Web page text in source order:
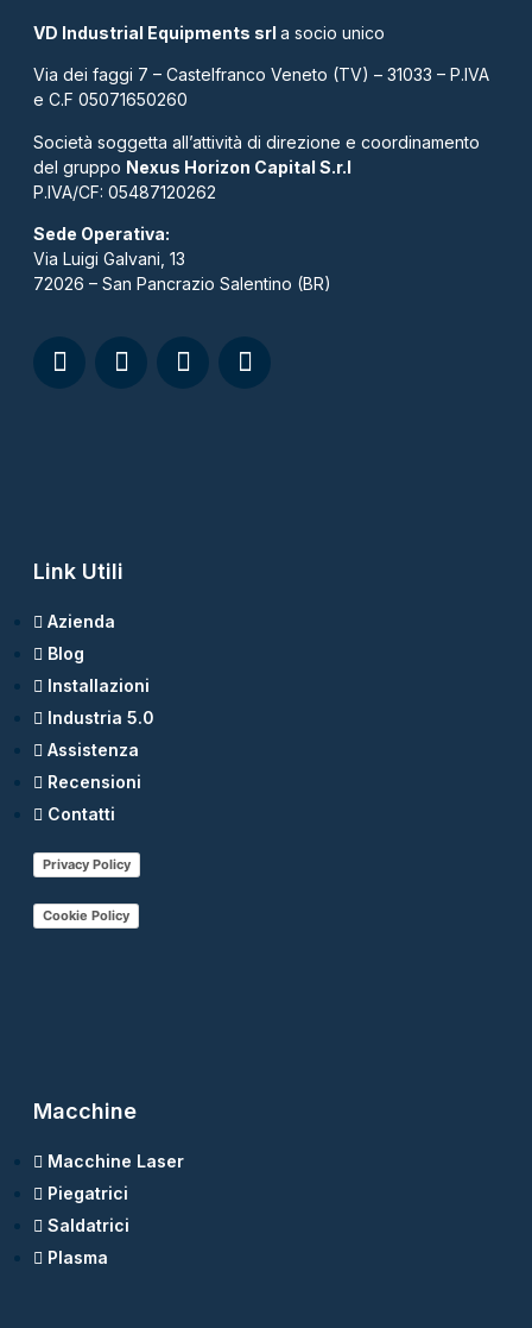
VD Industrial Equipments srl a socio unico
Via dei faggi 7 – Castelfranco Veneto (TV) – 31033 – P.IVA
e C.F 05071650260
Società soggetta all’attività di direzione e coordinamento
del gruppo Nexus Horizon Capital S.r.l
P.IVA/CF: 05487120262​
Sede Operativa:
Via Luigi Galvani, 13
72026 – San Pancrazio Salentino (BR)
Link Utili
Azienda
Blog
Installazioni
Industria 5.0
Assistenza
Recensioni
Contatti
Privacy Policy
Cookie Policy
Macchine
Macchine Laser
Piegatrici
Saldatrici
Plasma